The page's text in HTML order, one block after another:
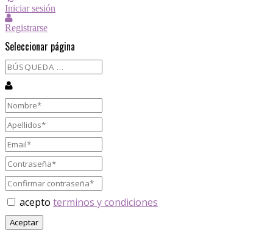
Iniciar sesión
Registrarse
Seleccionar página
acepto terminos y condiciones